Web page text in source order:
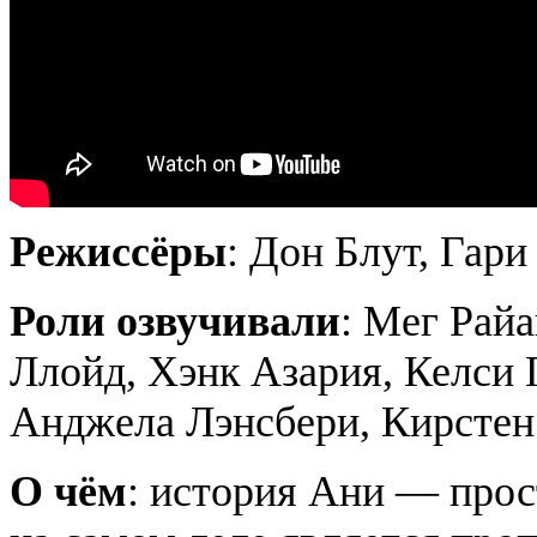
Режиссёры: Дон Блут,
Роли озвучивали: Мег
Ллойд, Хэнк Азария, Келси
Анджела Лэнсбери,
О чём: история Ани —